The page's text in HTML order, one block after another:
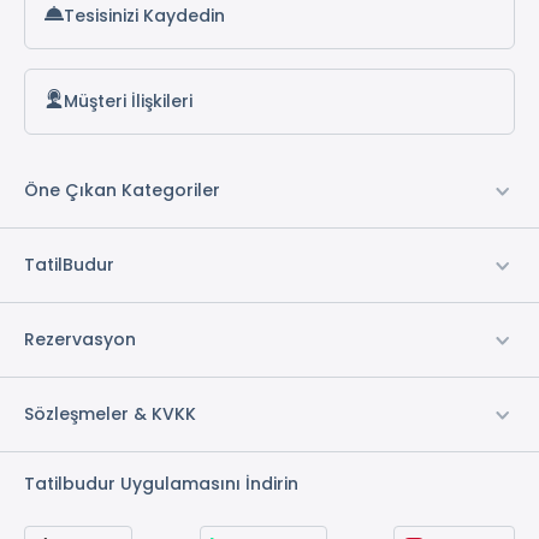
Tesisinizi Kaydedin
Müşteri İlişkileri
Öne Çıkan Kategoriler
TatilBudur
Rezervasyon
Sözleşmeler & KVKK
Tatilbudur Uygulamasını İndirin